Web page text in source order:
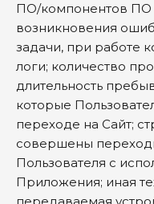
ПО/компонентов ПО
возникновения
задачи, при работе
логи; количество
длительность
которые
переходе на Сайт;
совершены
Пользователя с
Приложения; иная